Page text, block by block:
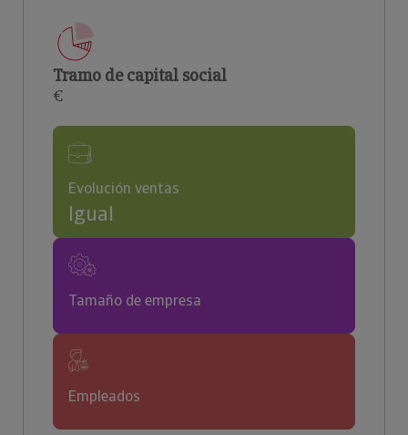
Tramo de capital social
€
Evolución ventas
Igual
Tamaño de empresa
Empleados